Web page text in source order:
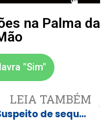
na Palma da
"Sim"
LEIA TAMBÉM
Suspeito de sequestrar e jogar ex de penhasco em BH grava confissão. Veja vídeo